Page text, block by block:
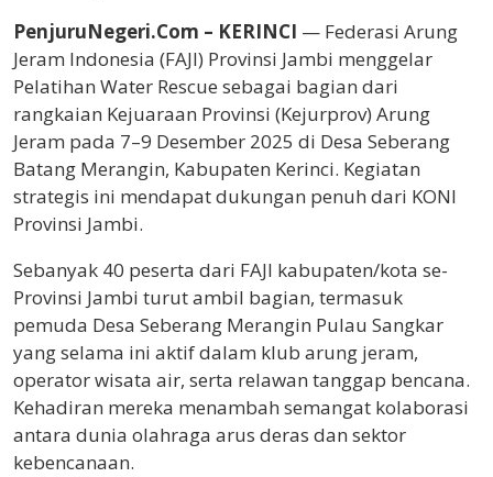
PenjuruNegeri.Com – KERINCI — Federasi Arung
Jeram Indonesia (FAJI) Provinsi Jambi menggelar
Pelatihan Water Rescue sebagai bagian dari
rangkaian Kejuaraan Provinsi (Kejurprov) Arung
Jeram pada 7–9 Desember 2025 di Desa Seberang
Batang Merangin, Kabupaten Kerinci. Kegiatan
strategis ini mendapat dukungan penuh dari KONI
Provinsi Jambi.
Sebanyak 40 peserta dari FAJI kabupaten/kota se-
Provinsi Jambi turut ambil bagian, termasuk
pemuda Desa Seberang Merangin Pulau Sangkar
yang selama ini aktif dalam klub arung jeram,
operator wisata air, serta relawan tanggap bencana.
Kehadiran mereka menambah semangat kolaborasi
antara dunia olahraga arus deras dan sektor
kebencanaan.